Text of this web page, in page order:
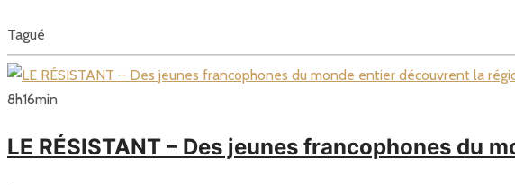
Tagué
8h16min
LE RÉSISTANT – Des jeunes francophones du